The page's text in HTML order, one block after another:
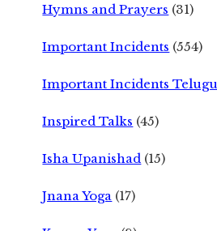
Hymns and Prayers (31)
Important Incidents (554)
Important Incidents Telugu
Inspired Talks (45)
Isha Upanishad (15)
Jnana Yoga (17)